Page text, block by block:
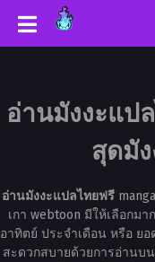
อ่านมังงะแป
สุดมั
อ่านมังงะแปลไทยฟรี
เกา webtoon มีให้เลือกม
อาทิตย์ ประจำเดือน หรือ ย
สะดวกสบายด้วยการอ่านบ